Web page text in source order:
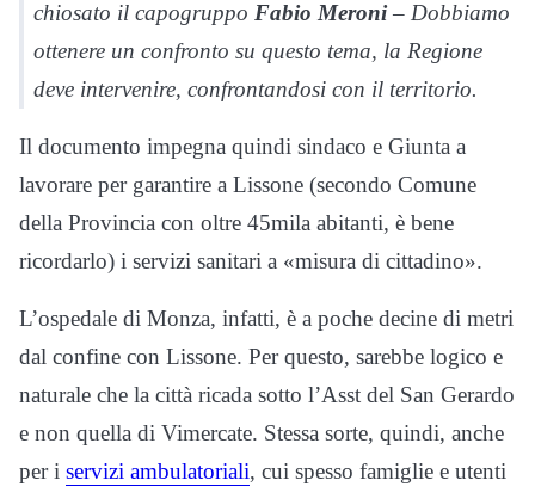
chiosato il capogruppo Fabio Meroni– Dobbiamo
ottenere un confronto su questo tema, la Regione
deve intervenire, confrontandosi con il territorio.
Il documento impegna quindi sindaco e Giunta a
lavorare per garantire a Lissone (secondo Comune
della Provincia con oltre 45mila abitanti, è bene
ricordarlo) i servizi sanitari a «misura di cittadino».
L’ospedale di Monza, infatti, è a poche decine di metri
dal confine con Lissone. Per questo, sarebbe logico e
naturale che la città ricada sotto l’Asst del San Gerardo
e non quella di Vimercate. Stessa sorte, quindi, anche
per i servizi ambulatoriali, cui spesso famiglie e utenti